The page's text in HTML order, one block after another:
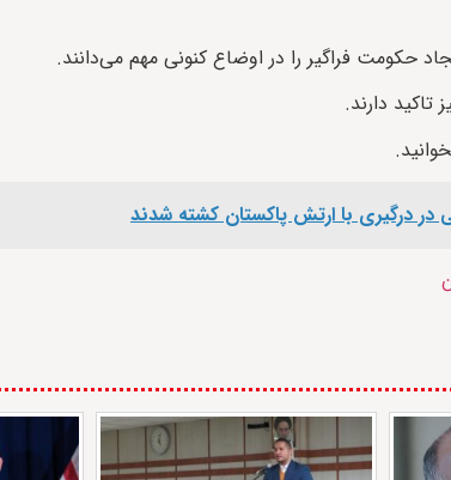
حکومت فراگیر را در اوضاع کنونی مهم می‌دانند.
دارند.